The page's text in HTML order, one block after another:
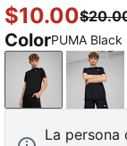
$10.00
ColorPUMA Black
PUMA BlackNew
La persona